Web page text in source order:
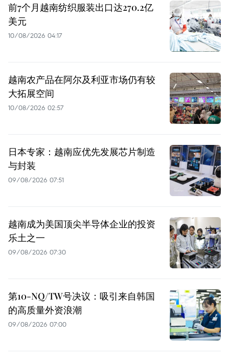
前7个月越南纺织服装出口达270.2亿
美元
10/08/2026 04:17
越南农产品在阿尔及利亚市场仍有较
大拓展空间
10/08/2026 02:57
日本专家：越南应优先发展芯片制造
与封装
09/08/2026 07:51
越南成为美国顶尖半导体企业的投资
乐土之一
09/08/2026 07:30
第10-NQ/TW号决议：吸引来自韩国
的高质量外资浪潮
09/08/2026 07:00